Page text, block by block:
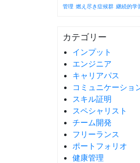
管理 燃え尽き症候群 継続的学
カテゴリー
インプット
エンジニア
キャリアパス
コミュニケーショ
スキル証明
スペシャリスト
チーム開発
フリーランス
ポートフォリオ
健康管理